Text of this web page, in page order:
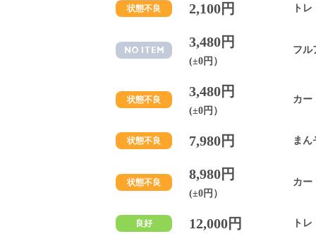
状態不良 2,100円 ト
NO ITEM
3,480円
(±0円）
フル
状態不良
3,480円
(±0円）
カー
状態不良 7,980円 まん
状態不良
8,980円
(±0円）
カー
良好 12,000円 ト